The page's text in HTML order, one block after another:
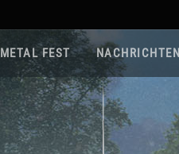
METAL FEST NACHRICHTEN